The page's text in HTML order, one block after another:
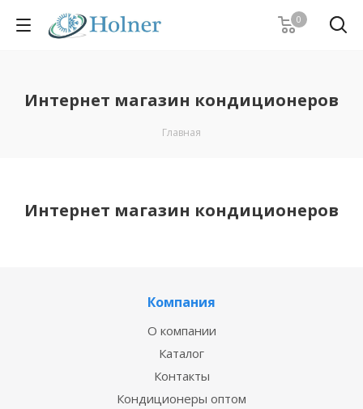
0
Интернет магазин кондиционеров
Главная
Интернет магазин кондиционеров
Компания
О компании
Каталог
Контакты
Кондиционеры оптом